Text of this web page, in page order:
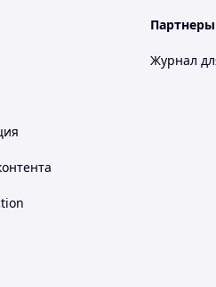
Партнеры
Журнал